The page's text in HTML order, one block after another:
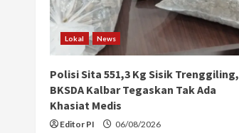
Lokal News
Polisi Sita 551,3 Kg Sisik Trenggiling,
BKSDA Kalbar Tegaskan Tak Ada
Khasiat Medis
Editor PI 06/08/2026